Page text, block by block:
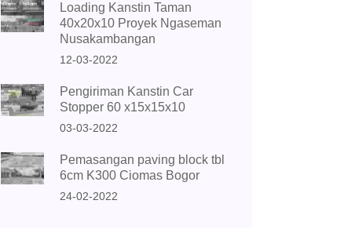
Loading Kanstin Taman
40x20x10 Proyek Ngaseman
Nusakambangan
12-03-2022
Pengiriman Kanstin Car
Stopper 60 x15x15x10
03-03-2022
Pemasangan paving block tbl
6cm K300 Ciomas Bogor
24-02-2022